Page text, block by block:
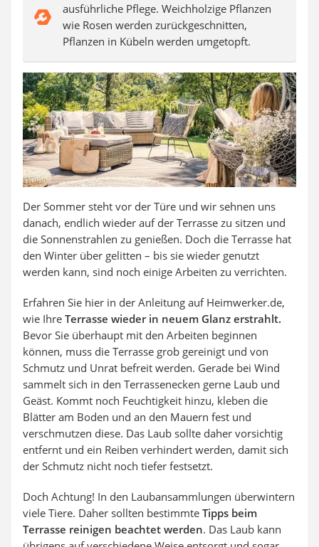
ausführliche Pflege. Weichholzige Pflanzen
wie Rosen werden zurückgeschnitten,
Pflanzen in Kübeln werden umgetopft.
Der Sommer steht vor der Türe und wir sehnen uns
danach, endlich wieder auf der Terrasse zu sitzen und
die Sonnenstrahlen zu genießen. Doch die Terrasse hat
den Winter über gelitten – bis sie wieder genutzt
werden kann, sind noch einige Arbeiten zu verrichten.
Erfahren Sie hier in der Anleitung auf Heimwerker.de,
wie Ihre Terrasse wieder in neuem Glanz erstrahlt.
Bevor Sie überhaupt mit den Arbeiten beginnen
können, muss die Terrasse grob gereinigt und von
Schmutz und Unrat befreit werden. Gerade bei Wind
sammelt sich in den Terrassenecken gerne Laub und
Geäst. Kommt noch Feuchtigkeit hinzu, kleben die
Blätter am Boden und an den Mauern fest und
verschmutzen diese. Das Laub sollte daher vorsichtig
entfernt und ein Reiben verhindert werden, damit sich
der Schmutz nicht noch tiefer festsetzt.
Doch Achtung! In den Laubansammlungen überwintern
viele Tiere. Daher sollten bestimmte Tipps beim
Terrasse reinigen beachtet werden. Das Laub kann